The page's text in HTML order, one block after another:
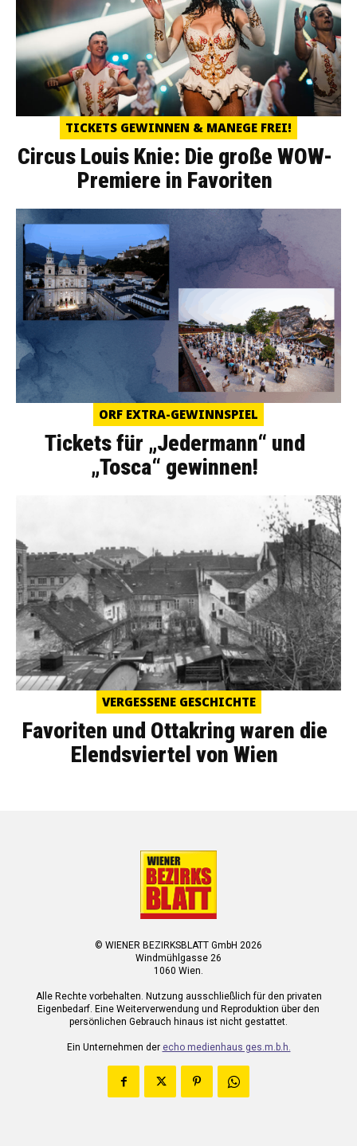
TICKETS GEWINNEN & MANEGE FREI!
Circus Louis Knie: Die große WOW-
Premiere in Favoriten
ORF EXTRA-GEWINNSPIEL
Tickets für „Jedermann“ und
„Tosca“ gewinnen!
VERGESSENE GESCHICHTE
Favoriten und Ottakring waren die
Elendsviertel von Wien
© WIENER BEZIRKSBLATT GmbH 2026
Windmühlgasse 26
1060 Wien.
Alle Rechte vorbehalten. Nutzung ausschließlich für den privaten
Eigenbedarf. Eine Weiterverwendung und Reproduktion über den
persönlichen Gebrauch hinaus ist nicht gestattet.
Ein Unternehmen der echo medienhaus ges.m.b.h.